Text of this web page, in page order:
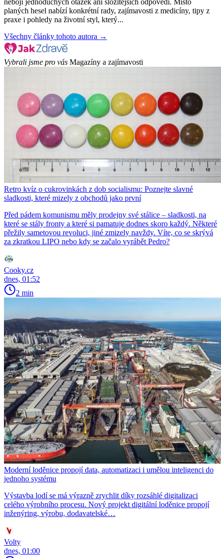
planých hesel nabízí konkrétní rady, zajímavosti z medicíny, tipy z
praxe i pohledy na životní styl, který...
Všechny články tohoto autora →
Vybrali jsme pro vás Magazíny a zajímavosti
Retro kvíz o cukrovinkách z dob socialismu: Poznejte slavné
sladkosti, které mizely z obchodů jako první
Před pádem komunismu měly prodejny své stálice – sladkosti, na
které se stály fronty a které si pamatuje dodnes skoro každý. Některé
přežily sametovou revoluci, jiné zmizely navždy. Víte, co se skrývá
za zkratkou LIPO nebo kdy se začalo vyrábět Pedro?
Cooky.cz
dnes, 01:52
2 min
Moderní loděnice propojí data, automatizaci i umělou inteligenci do
jednoho systému
Výstavba lodí se má výrazně zrychlit díky rozsáhlé digitalizaci
celého výrobního procesu. Nový projekt digitální loděnice propojí
inženýring, výrobu, dodavatelské…
Volty
dnes, 01:00